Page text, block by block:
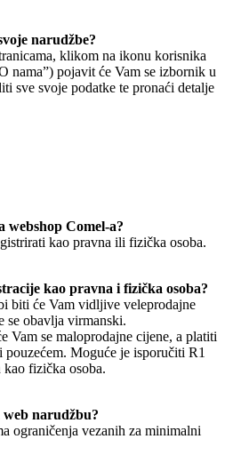
narudžbe?
klikom na ikonu korisnika
nama”) pojavit će Vam se izbornik u
sve svoje podatke te pronaći detalje
webshop Comel-a?
kao pravna ili fizička osoba.
kao pravna i fizička osoba?
biti će Vam vidljive veleprodajne
se obavlja virmanski.
Vam se maloprodajne cijene, a platiti
Moguće je isporučiti R1
fizička osoba.
narudžbu?
ograničenja vezanih za minimalni